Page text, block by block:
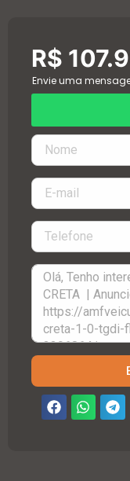
R$
Envie uma